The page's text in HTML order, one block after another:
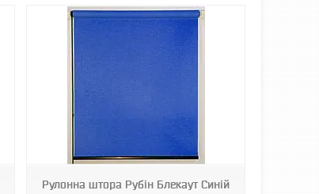
Рулонна штора Рубін Блекаут Синій